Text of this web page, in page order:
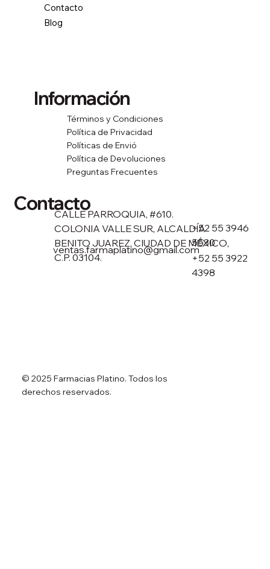
Contacto
Blog
ContactoCALLE PARROQUIA, #610.
COLONIA VALLE SUR, ALCALDÍA
BENITO JUAREZ, CIUDAD DE MÉXICO,
C.P. 03104.
+52 55 3946
5530
+52 55 3922
4398
ventas.farmaplatino@gmail.com
Información
Términos y Condiciones
Política de Privacidad
Políticas de Envió
Política de Devoluciones
Preguntas Frecuentes
© 2025 Farmacias Platino. Todos los
derechos reservados.